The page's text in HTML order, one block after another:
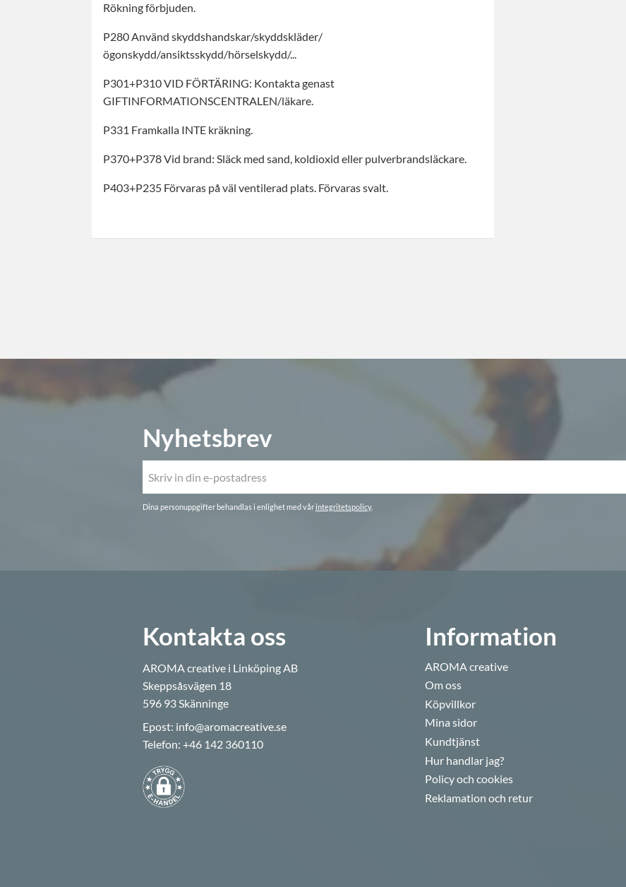
Rökning förbjuden.
P280 Använd skyddshandskar/skyddskläder/
ögonskydd/ansiktsskydd/hörselskydd/...
P301+P310 VID FÖRTÄRING: Kontakta genast
GIFTINFORMATIONSCENTRALEN/läkare.
P331 Framkalla INTE kräkning.
P370+P378 Vid brand: Släck med sand, koldioxid eller pulverbrandsläckare.
P403+P235 Förvaras på väl ventilerad plats. Förvaras svalt.
Nyhetsbrev
Dina personuppgifter behandlas i enlighet med vår integritetspolicy.
Kontakta oss
AROMA creative i Linköping AB
Skeppsåsvägen 18
596 93 Skänninge
Epost: info@aromacreative.se
Telefon: +46 142 360110
Information
AROMA creative
Om oss
Köpvillkor
Mina sidor
Kundtjänst
Hur handlar jag?
Policy och cookies
Reklamation och retur